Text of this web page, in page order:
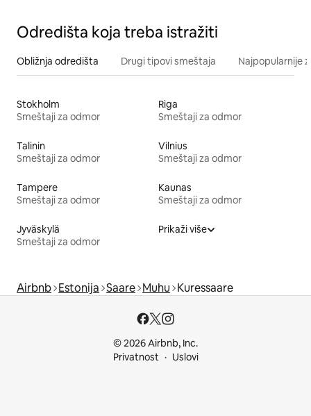
Odredišta koja treba istražiti
Obližnja odredišta Drugi tipovi smeštaja Najpopularnije
Stokholm
Smeštaji za odmor
Riga
Smeštaji za odmor
Talinin
Smeštaji za odmor
Vilnius
Smeštaji za odmor
Tampere
Smeštaji za odmor
Kaunas
Smeštaji za odmor
Jyväskylä
Smeštaji za odmor
Prikaži više
Airbnb Estonija Saare Muhu Kuressaare
© 2026 Airbnb, Inc.
Privatnost
Uslovi